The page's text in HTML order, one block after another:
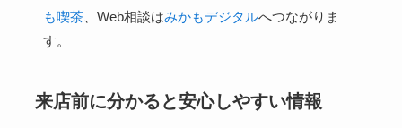
も喫茶 、Web相談はみかもデジタルへつながりま
す。
来店前に分かると安心しやすい情報